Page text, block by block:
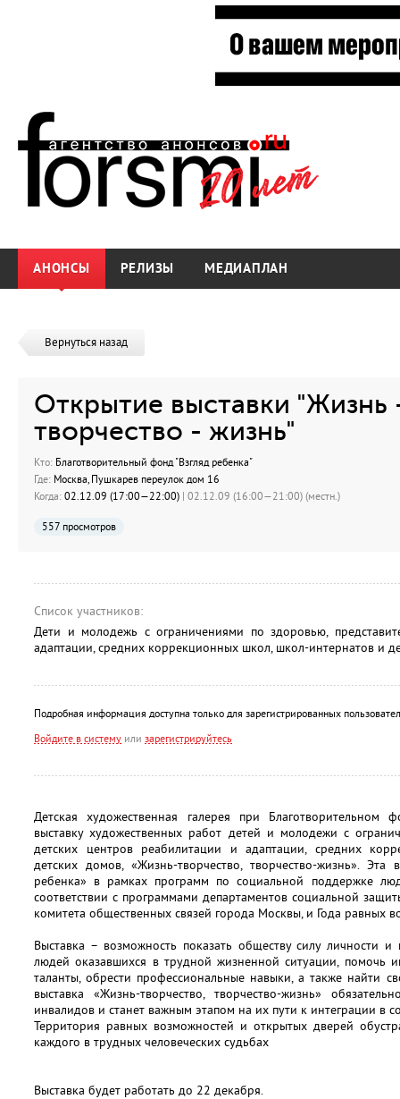
АНОНСЫ РЕЛИЗЫ МЕДИАПЛАН
Вернуться назад
Открытие выставки "Жизнь
творчество - жизнь"
Кто: Благотворительный фонд "Взгляд ребенка"
Где: Москва, Пушкарев переулок дом 16
Когда: 02.12.09 (17:00—22:00) | 02.12.09 (16:00—21:00) (местн.)
557 просмотров
Список участников:
Дети и молодежь с ограничениями по здоровью,
адаптации, средних коррекционных школ, школ-интернатов и
Подробная информация доступна только для зарегистрированных
Войдите в систему или зарегистрируйтесь
Детская художественная галерея при Благотворительном
выставку художественных работ детей и молодежи с
детских центров реабилитации и адаптации, средних
детских домов, «Жизнь-творчество, творчество-жизнь».
ребенка» в рамках программ по социальной поддержке
соответствии с программами департаментов социальной
комитета общественных связей города Москвы, и Года равных
Выставка – возможность показать обществу силу личности
людей оказавшихся в трудной жизненной ситуации, помочь
таланты, обрести профессиональные навыки, а также найти
выставка «Жизнь-творчество, творчество-жизнь»
инвалидов и станет важным этапом на их пути к интеграции в
Территория равных возможностей и открытых дверей
каждого в трудных человеческих судьбах
Выставка будет работать до 22 декабря.